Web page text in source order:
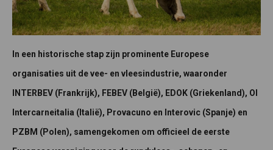
In een historische stap zijn prominente Europese
organisaties uit de vee- en vleesindustrie, waaronder
INTERBEV (Frankrijk), FEBEV (België), EDOK (Griekenland), OI
Intercarneitalia (Italië), Provacuno en Interovic (Spanje) en
PZBM (Polen), samengekomen om officieel de eerste